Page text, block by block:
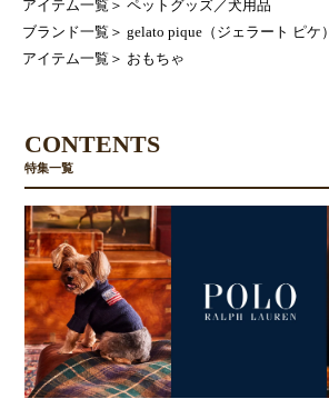
アイテム一覧 ＞ ペットグッズ／犬用品
ブランド一覧 ＞ gelato pique（ジェラート ピケ）
アイテム一覧 ＞ おもちゃ
CONTENTS
特集一覧